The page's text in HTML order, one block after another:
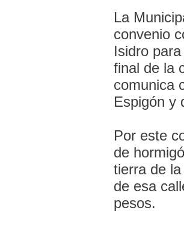
La
convenio
Isidro
final de la
comunica
Espigón y
Por este
de
tierra de
de esa
pesos.